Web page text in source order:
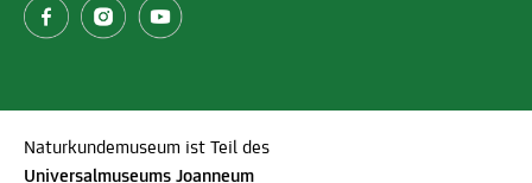
Naturkundemuseum ist Teil des
Universalmuseums Joanneum